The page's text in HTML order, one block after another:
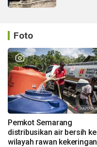
Foto
Pemkot Semarang
distribusikan air bersih ke
wilayah rawan kekeringan